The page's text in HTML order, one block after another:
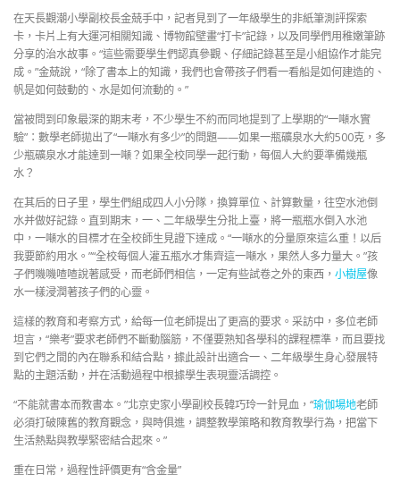
在天長觀潮小學副校長金兢手中，記者見到了一年級學生的非紙筆測評探索
卡，卡片上有大運河相關知識、博物館壁畫“打卡”記錄，以及同學們用稚嫩筆跡
分享的治水故事。“這些需要學生們認真參觀、仔細記錄甚至是小組協作才能完
成。”金兢說，“除了書本上的知識，我們也會帶孩子們看一看船是如何建造的、
帆是如何鼓動的、水是如何流動的。”
當被問到印象最深的期末考，不少學生不約而同地提到了上學期的“一噸水實
驗”：數學老師拋出了“一噸水有多少”的問題——如果一瓶礦泉水大約500克，多
少瓶礦泉水才能達到一噸？如果全校同學一起行動，每個人大約要準備幾瓶
水？
在其后的日子里，學生們組成四人小分隊，換算單位、計算數量，往空水池倒
水并做好記錄。直到期末，一、二年級學生分批上臺，將一瓶瓶水倒入水池
中，一噸水的目標才在全校師生見證下達成。“一噸水的分量原來這么重！以后
我要節約用水。”“全校每個人灌五瓶水才集齊這一噸水，果然人多力量大。”孩
子們嘰嘰喳喳說著感受，而老師們相信，一定有些試卷之外的東西， 小樹屋像
水一樣浸潤著孩子們的心靈。
這樣的教育和考察方式，給每一位老師提出了更高的要求。采訪中，多位老師
坦言，“樂考”要求老師們不斷動腦筋，不僅要熟知各學科的課程標準，而且要找
到它們之間的內在聯系和結合點，據此設計出適合一、二年級學生身心發展特
點的主題活動，并在活動過程中根據學生表現靈活調控。
“不能就書本而教書本。”北京史家小學副校長韓巧玲一針見血，“瑜伽場地老師
必須打破陳舊的教育觀念，與時俱進，調整教學策略和教育教學行為，把當下
生活熱點與教學緊密結合起來。”
重在日常，過程性評價更有“含金量”